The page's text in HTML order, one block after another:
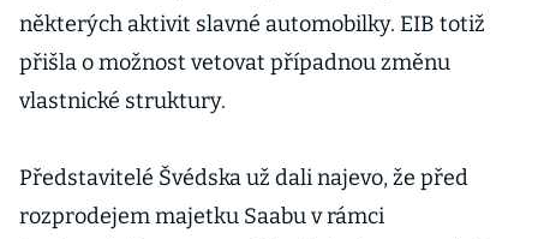
některých aktivit slavné automobilky. EIB totiž
přišla o možnost vetovat případnou změnu
vlastnické struktury.
Představitelé Švédska už dali najevo, že před
rozprodejem majetku Saabu v rámci